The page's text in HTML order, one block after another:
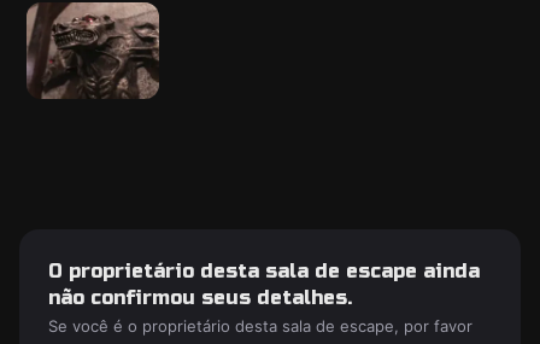
O proprietário desta sala de escape ainda
não confirmou seus detalhes.
Se você é o proprietário desta sala de escape, por favor